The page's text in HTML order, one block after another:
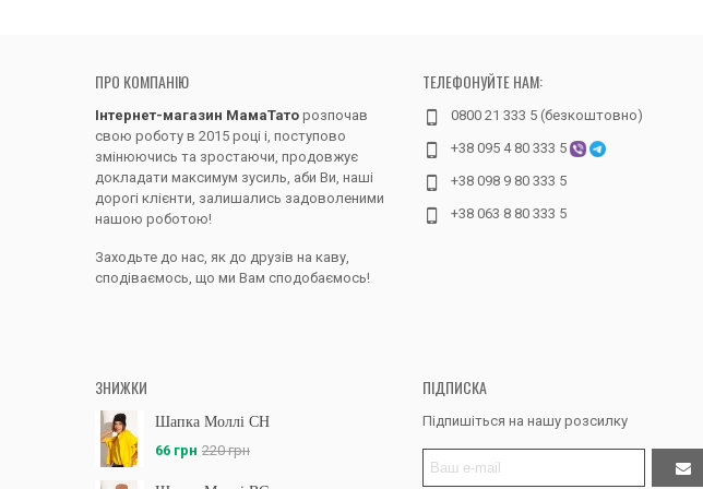
ПРО КОМПАНІЮ
Інтернет-магазин МамаТато розпочав
свою роботу в 2015 році і, поступово
змінюючись та зростаючи, продовжує
докладати максимум зусиль, аби Ви, наші
дорогі клієнти, залишались задоволеними
нашою роботою!
Заходьте до нас, як до друзів на каву,
сподіваємось, що ми Вам сподобаємось!
ТЕЛЕФОНУЙТЕ НАМ:
0800 21 333 5 (безкоштовно)
+38 095 4 80 333 5
+38 098 9 80 333 5
+38 063 8 80 333 5
ЗНИЖКИ
Шапка Моллі CH
66 грн 220 грн
ПІДПИСКА
Підпишіться на нашу розсилку
Дякую за все, продавець супер.